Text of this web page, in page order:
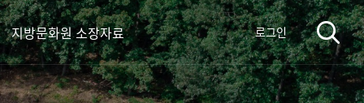
지방문화원 소장자료 로그인